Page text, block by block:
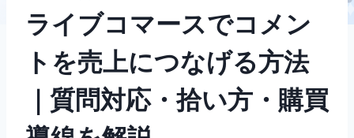
ライブコマースでコメン
トを売上につなげる方法
｜質問対応・拾い方・購買